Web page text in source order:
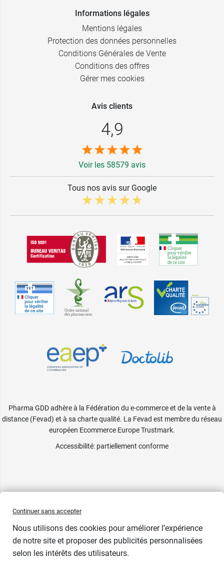
Informations légales
Mentions légales
Protection des données personnelles
Conditions Générales de Vente
Conditions des offres
Gérer mes cookies
Avis clients
4,9
Voir les 58579 avis
Tous nos avis sur Google
Pharma GDD adhère à la Fédération du e-commerce et de la vente à
distance (Fevad) et à sa charte qualité. La Fevad est membre du réseau
européen Ecommerce Europe Trustmark.
Accessibilité: partiellement conforme
Continuer sans accepter
Nous utilisons des cookies pour améliorer l’expérience
de notre site et proposer des publicités personnalisées
selon les intérêts des utilisateurs.